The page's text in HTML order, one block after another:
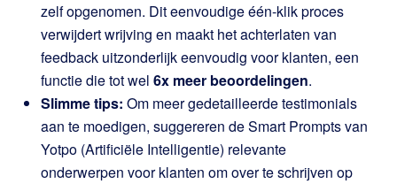
zelf opgenomen. Dit eenvoudige één-klik proces
verwijdert wrijving en maakt het achterlaten van
feedback uitzonderlijk eenvoudig voor klanten, een
functie die tot wel 6x meer beoordelingen.
Slimme tips: Om meer gedetailleerde testimonials
aan te moedigen, suggereren de Smart Prompts van
Yotpo (Artificiële Intelligentie) relevante
onderwerpen voor klanten om over te schrijven op